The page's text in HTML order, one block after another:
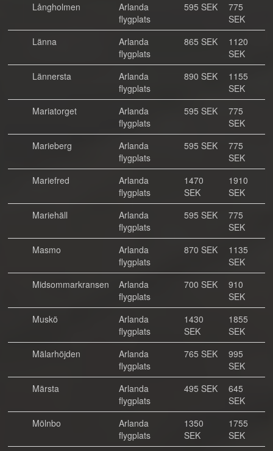
Långholmen
Arlanda
flygplats
595 SEK
775
SEK
Länna
Arlanda
flygplats
865 SEK
1120
SEK
Lännersta
Arlanda
flygplats
890 SEK
1155
SEK
Mariatorget
Arlanda
flygplats
595 SEK
775
SEK
Marieberg
Arlanda
flygplats
595 SEK
775
SEK
Mariefred
Arlanda
flygplats
1470
SEK
1910
SEK
Mariehäll
Arlanda
flygplats
595 SEK
775
SEK
Masmo
Arlanda
flygplats
870 SEK
1135
SEK
Midsommarkransen
Arlanda
flygplats
700 SEK
910
SEK
Muskö
Arlanda
flygplats
1430
SEK
1855
SEK
Mälarhöjden
Arlanda
flygplats
765 SEK
995
SEK
Märsta
Arlanda
flygplats
495 SEK
645
SEK
Mölnbo
Arlanda
flygplats
1350
SEK
1755
SEK